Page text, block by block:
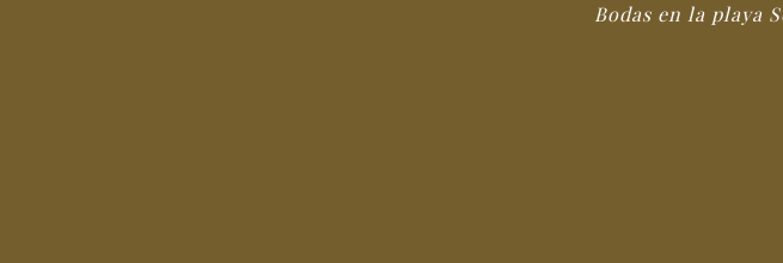
Bodas en la playa